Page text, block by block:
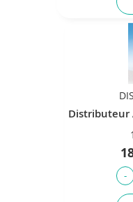
Distributeur